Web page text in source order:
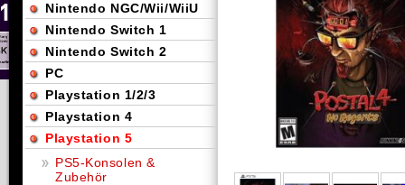
Nintendo NGC/Wii/WiiU
Nintendo Switch 1
Nintendo Switch 2
PC
Playstation 1/2/3
Playstation 4
Playstation 5
PS5-Konsolen &
Zubehör